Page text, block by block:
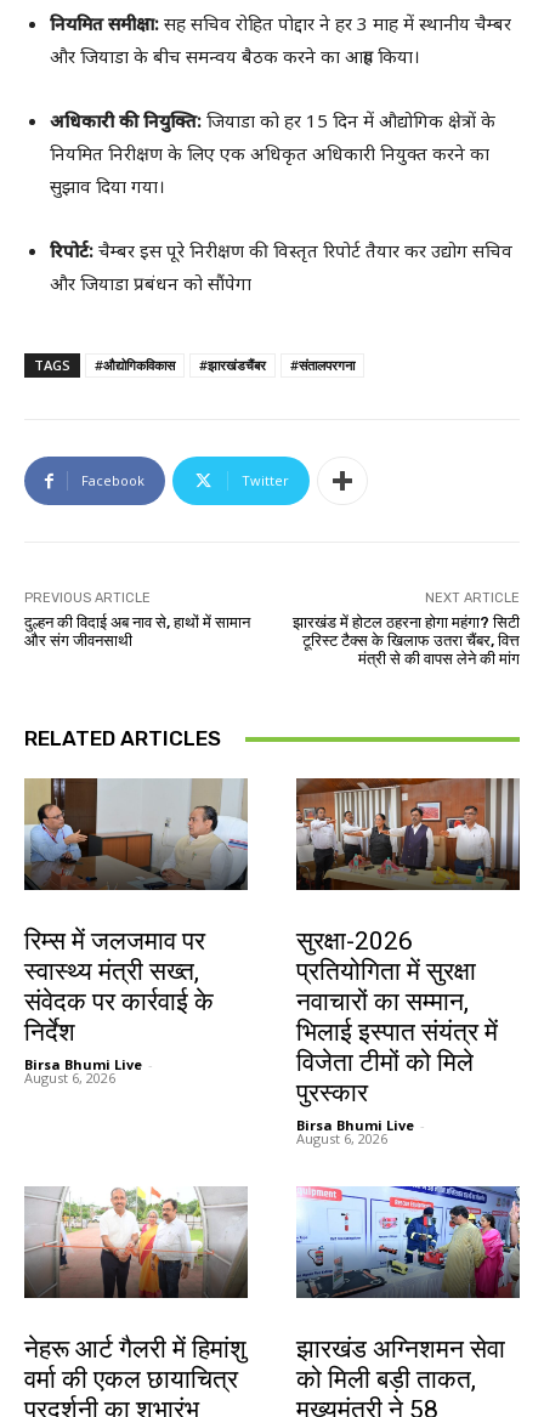
नियमित समीक्षा: सह सचिव रोहित पोद्दार ने हर 3 माह में स्थानीय चैम्बर
और जियाडा के बीच समन्वय बैठक करने का आग्रह किया।
अधिकारी की नियुक्ति: जियाडा को हर 15 दिन में औद्योगिक क्षेत्रों के
नियमित निरीक्षण के लिए एक अधिकृत अधिकारी नियुक्त करने का
सुझाव दिया गया।
रिपोर्ट: चैम्बर इस पूरे निरीक्षण की विस्तृत रिपोर्ट तैयार कर उद्योग सचिव
और जियाडा प्रबंधन को सौंपेगा
TAGS #औद्योगिकविकास #झारखंडचैंबर #संतालपरगना
Facebook Twitter
PREVIOUS ARTICLE
दुल्हन की विदाई अब नाव से, हाथों में सामान
और संग जीवनसाथी
NEXT ARTICLE
झारखंड में होटल ठहरना होगा महंगा? सिटी
टूरिस्ट टैक्स के खिलाफ उतरा चैंबर, वित्त
मंत्री से की वापस लेने की मांग
RELATED ARTICLES
रिम्स में जलजमाव पर
स्वास्थ्य मंत्री सख्त,
संवेदक पर कार्रवाई के
निर्देश
Birsa Bhumi Live -
August 6, 2026
सुरक्षा-2026
प्रतियोगिता में सुरक्षा
नवाचारों का सम्मान,
भिलाई इस्पात संयंत्र में
विजेता टीमों को मिले
पुरस्कार
Birsa Bhumi Live -
August 6, 2026
नेहरू आर्ट गैलरी में हिमांशु
वर्मा की एकल छायाचित्र
प्रदर्शनी का शुभारंभ
झारखंड अग्निशमन सेवा
को मिली बड़ी ताकत,
मुख्यमंत्री ने 58